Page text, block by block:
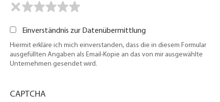
Einverständnis zur Datenübermittlung
Hiermit erkläre ich mich einverstanden, dass die in diesem Formular
ausgefüllten Angaben als Email-Kopie an das von mir ausgewählte
Unternehmen gesendet wird.
CAPTCHA